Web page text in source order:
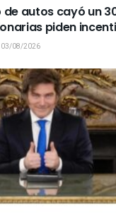
autos cayó un
piden
03/08/2026